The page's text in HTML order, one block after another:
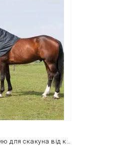
Попона на шию для скакуна від компанії Harry's Horse